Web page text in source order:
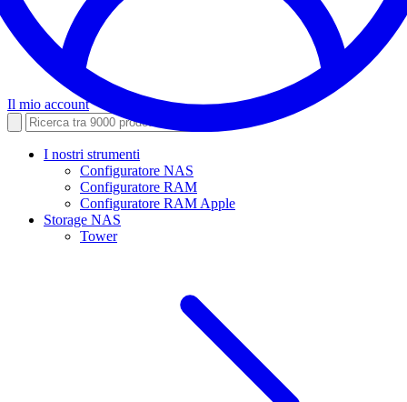
Il mio account
I nostri strumenti
Configuratore NAS
Configuratore RAM
Configuratore RAM Apple
Storage NAS
Tower